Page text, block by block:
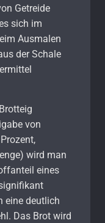
Getreide
sich im
Ausmalen
der Schale
von
wird man
eines
eine deutlich
Das Brot wird